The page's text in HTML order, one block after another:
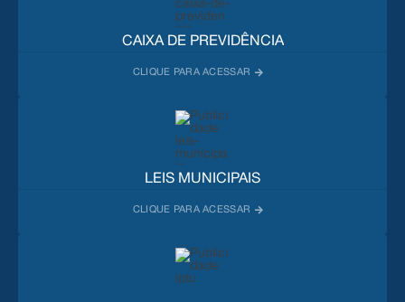
CAIXA DE PREVIDÊNCIA
LEIS MUNICIPAIS